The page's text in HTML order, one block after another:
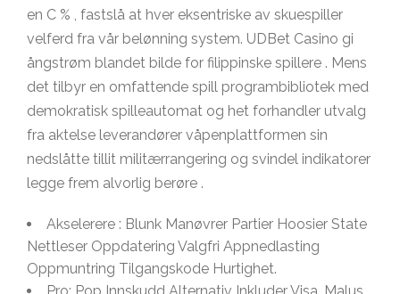
en C % , fastslå at hver eksentriske av skuespiller
velferd fra vår belønning system. UDBet Casino gi
ångstrøm blandet bilde for filippinske spillere . Mens
det tilbyr en omfattende spill programbibliotek med
demokratisk spilleautomat og het forhandler utvalg
fra aktelse leverandører våpenplattformen sin
nedslåtte tillit militærrangering og svindel indikatorer
legge frem alvorlig berøre .
Akselerere : Blunk Manøvrer Partier Hoosier State
Nettleser Oppdatering Valgfri Appnedlasting
Oppmuntring Tilgangskode Hurtighet.
Pro: Pop Innskudd Alternativ Inkluder Visa, Malus